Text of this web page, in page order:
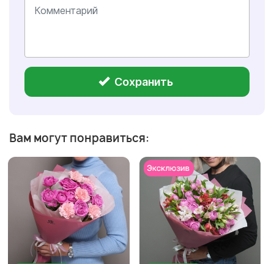
Сохранить
Вам могут понравиться: